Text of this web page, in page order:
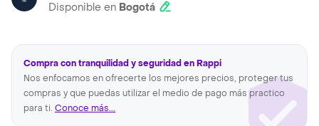
Disponible en Bogotá
Compra con tranquilidad y seguridad en Rappi
Nos enfocamos en ofrecerte los mejores precios, proteger tus
compras y que puedas utilizar el medio de pago más practico
para ti. Conoce más...